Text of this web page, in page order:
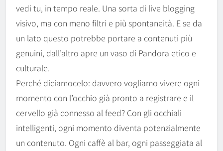
vedi tu, in tempo reale. Una sorta di live blogging
visivo, ma con meno filtri e più spontaneità. E se da
un lato questo potrebbe portare a contenuti più
genuini, dall’altro apre un vaso di Pandora etico e
culturale.
Perché diciamocelo: davvero vogliamo vivere ogni
momento con l’occhio già pronto a registrare e il
cervello già connesso al feed? Con gli occhiali
intelligenti, ogni momento diventa potenzialmente
un contenuto. Ogni caffè al bar, ogni passeggiata al